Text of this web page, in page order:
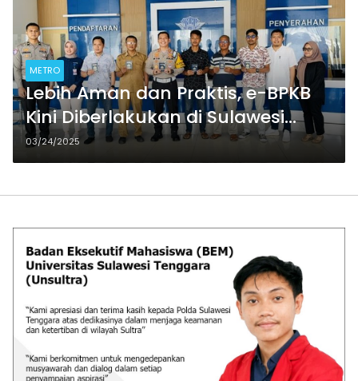
METRO
Lebih Aman dan Praktis, e-BPKB
Kini Diberlakukan di Sulawesi
Tenggara
03/24/2025